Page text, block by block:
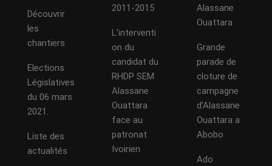
Découvrir
les
chantiers
Elections
Législatives
du 06 mars
2021.
Liste des
actualités
2011-2015
L’interventi
on du
candidat du
RHDP SEM
Alassane
Ouattara
face au
patronat
Ivoirien
Alassane
Ouattara
Grande
parade de
cloture de
campagne
d’Alassane
Ouattara a
Abobo
Ado